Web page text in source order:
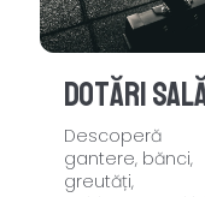
Dotări
Descoperă
gantere, bănci,
greutăți,